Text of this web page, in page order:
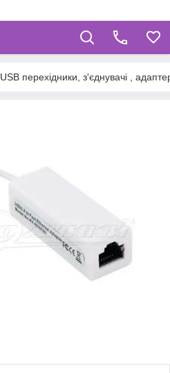
USB перехідники, з'єднувачі ,